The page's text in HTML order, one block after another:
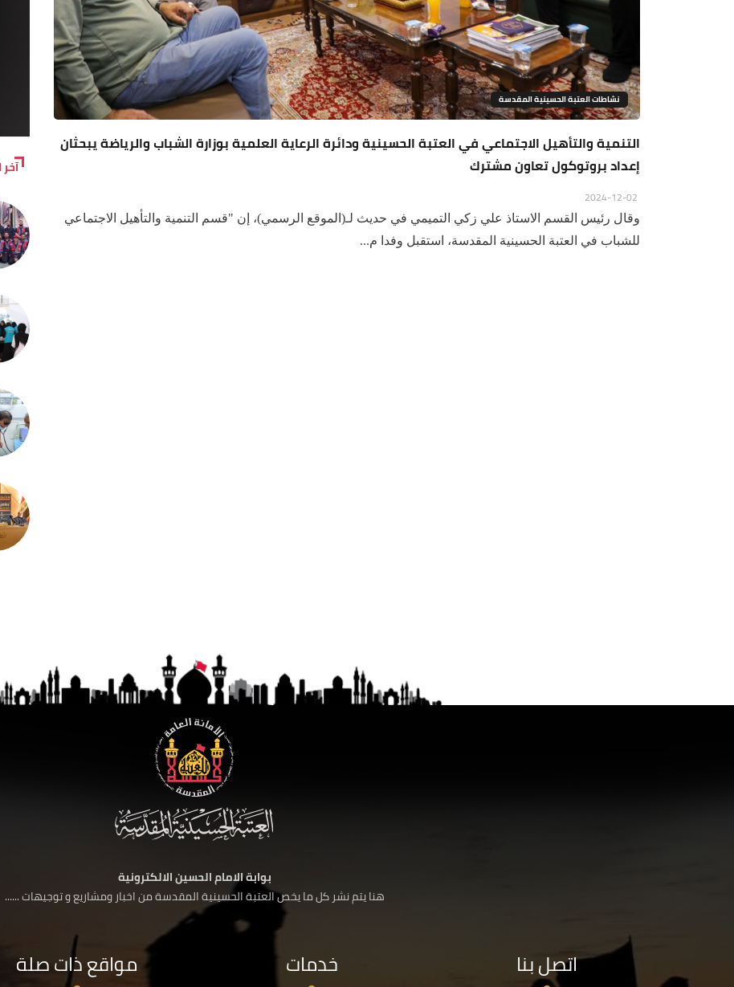
نشاطات العتبة الحسينية المقدسة
التنمية والتأهيل الاجتماعي في العتبة الحسينية ودائرة الرعاية العلمية بوزارة الشباب والرياضة يبحثان
إعداد بروتوكول تعاون مشترك
وقال رئيس القسم الاستاذ علي زكي التميمي في حديث لـ(الموقع الرسمي)، إن "قسم التنمية والتأهيل الاجتماعي
للشباب في العتبة الحسينية المقدسة، استقبل وفدا م...
بوابة الامام الحسين الالكترونية
هنا يتم نشر كل ما يخص العتبة الحسينية المقدسة من اخبار ومشاريع و توجيهات ......
اتصل بنا خدمات مواقع ذات صلة